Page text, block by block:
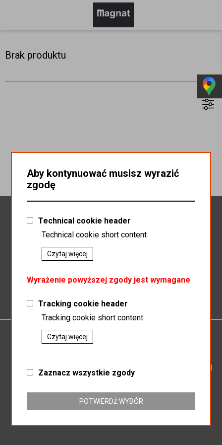
Brak produktu
SP.J SŁAWOMIR KOSZEWSKI BOGUSŁAW KOSZEWSKI
ul. Mikołowska 164
NIP: 635-16-25-438
REGON: 276803104
+32 718-63-86
Aby kontynuować musisz wyrazić
zgodę
Technical cookie header
Technical cookie short content
Czytaj więcej
Wyrażenie powyższej zgody jest wymagane
Tracking cookie header
Tracking cookie short content
Czytaj więcej
Zaznacz wszystkie zgody
POTWIERDŹ WYBÓR